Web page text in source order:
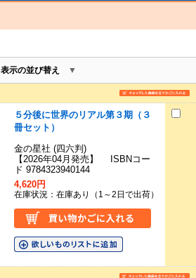
表示の並び替え
５分後に世界のリアル第３期（３
冊セット）
金の星社 (四六判)
【2026年04月発売】 ISBNコー
ド 9784323940144
4,620円
在庫状況：在庫あり（1～2日で出荷）